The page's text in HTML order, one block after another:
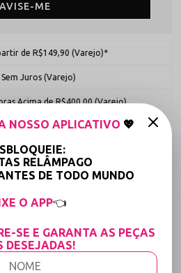
AVISE-ME
de R$149,90 (Varejo)*
Juros (Varejo)
Acima de R$400,00 (Varejo)
1920
em Renda com
NOSSO APLICATIVO 💖
RELÂMPAGO
DE TODO MUNDO
O APP👈
SE E GARANTA AS PEÇAS
DESEJADAS!